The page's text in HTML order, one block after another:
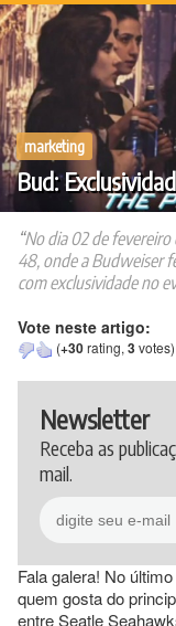
Ir
para
o
conteúdo
marketing
Bud:
No dia 02 de
48, onde a Budweiser
com exclusividade no
Vote neste artigo:
(+30rating, 3votes)
Newsletter
Receba as
mail.
Fala galera! No
quem gosta do
entre Seatle